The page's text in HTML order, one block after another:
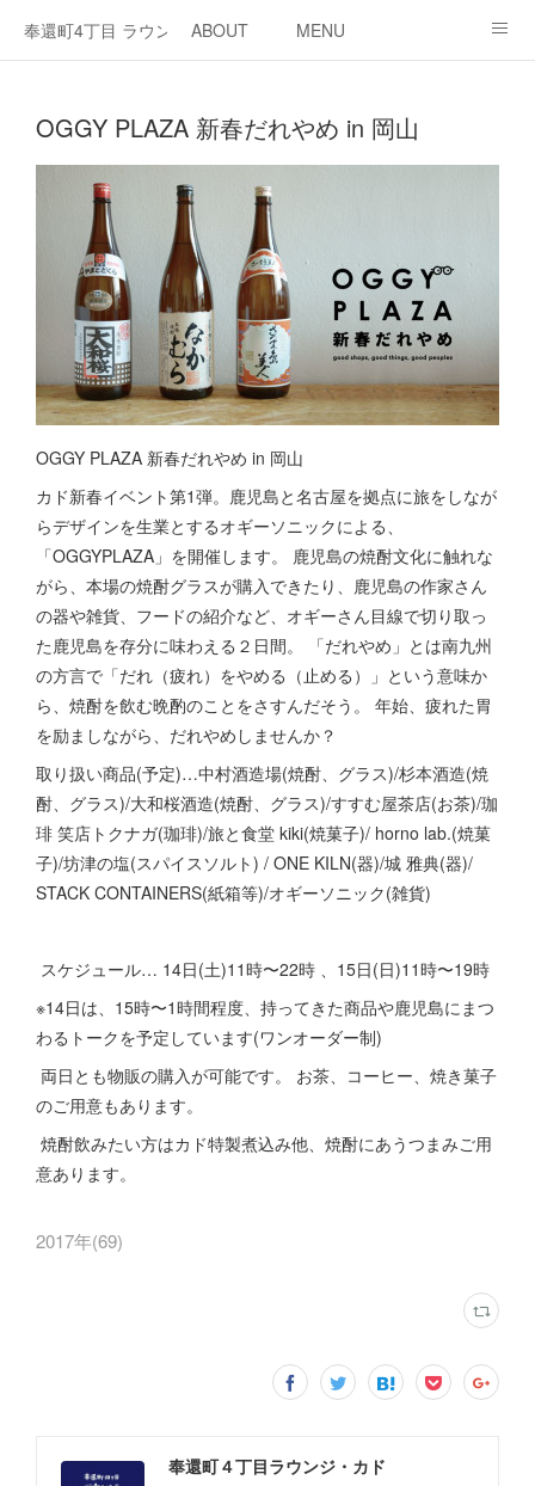
奉還町4丁目 ラウンジ・カド
ABOUT MENU
OGGY PLAZA 新春だれやめ in 岡山
OGGY PLAZA 新春だれやめ in 岡山
カド新春イベント第1弾。鹿児島と名古屋を拠点に旅をしなが
らデザインを生業とするオギーソニックによる、
「OGGYPLAZA」を開催します。 鹿児島の焼酎文化に触れな
がら、本場の焼酎グラスが購入できたり、鹿児島の作家さん
の器や雑貨、フードの紹介など、オギーさん目線で切り取っ
た鹿児島を存分に味わえる２日間。 「だれやめ」とは南九州
の方言で「だれ（疲れ）をやめる（止める）」という意味か
ら、焼酎を飲む晩酌のことをさすんだそう。 年始、疲れた胃
を励ましながら、だれやめしませんか？
取り扱い商品(予定)…中村酒造場(焼酎、グラス)/杉本酒造(焼
酎、グラス)/大和桜酒造(焼酎、グラス)/すすむ屋茶店(お茶)/珈
琲 笑店トクナガ(珈琲)/旅と食堂 kiki(焼菓子)/ horno lab.(焼菓
子)/坊津の塩(スパイスソルト) / ONE KILN(器)/城 雅典(器)/
STACK CONTAINERS(紙箱等)/オギーソニック(雑貨)
スケジュール… 14日(土)11時〜22時 、15日(日)11時〜19時
※14日は、15時〜1時間程度、持ってきた商品や鹿児島にまつ
わるトークを予定しています(ワンオーダー制)
両日とも物販の購入が可能です。 お茶、コーヒー、焼き菓子
のご用意もあります。
焼酎飲みたい方はカド特製煮込み他、焼酎にあうつまみご用
意あります。
2017年(69)
奉還町４丁目ラウンジ・カド